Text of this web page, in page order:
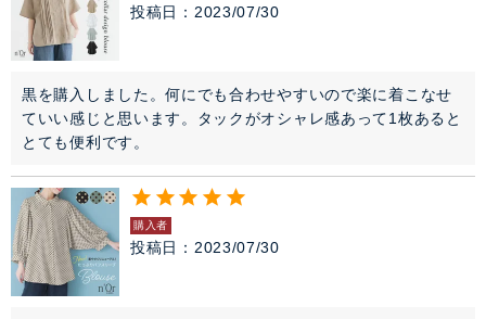
投稿日 2023/07/30
黒を購入しました。何にでも合わせやすいので楽に着こなせ
ていい感じと思います。タックがオシャレ感あって1枚あると
とても便利です。
購入者
投稿日 2023/07/30